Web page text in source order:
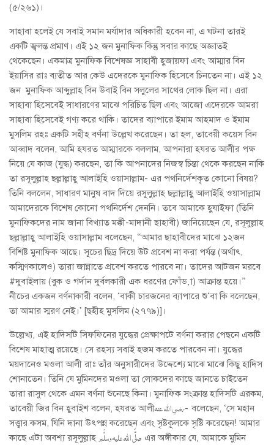
(৫/২৬১)।
সাহাবা হলেই যে সবাই সমান মর্যাদার অধিকারী হবেন না, এ ঘটনা তারই
একটি জ্বলন্ত প্রমাণ। এই ১২ জন মুনাফিক কিন্তু সবার কাছে অজ্ঞাতই
থেকেছেন। একমাত্র মুনাফিক বিশেষজ্ঞ সাহাবী হুজায়ফা এবং আম্মার বিন
ইয়াসির রাঃ ব্যতীত আর কেউ এদেরকে মুনাফিক হিসেবে চিনতেন না। এই ১২
জন মুনাফিক আব্দুল্লাহ বিন উবাই বিন সলুলের সাথের লোক ছিল না। এরা
সাহাবা হিসেবেই সাধারণের মাঝে পরিচিত ছিল এবং আজো এদেরকে আমরা
সাহাবা হিসেবেই গণ্য করে থাকি। তাদের ব্যাপারে ইমাম আহমাদ ও ইমাম
মুসলিম রহঃ একটি সহীহ বর্ণনা উল্লেখ করেছেন। তা হল, তাবেয়ী কয়েস বিন
আব্বাদ বলেন, আমি হযরত আম্মারকে বললাম, আপনারা হযরত আলীর পক্ষ
নিয়ে যে কাজ (যুদ্ধ) করছেন, তা কি আপনাদের নিজস্ব চিন্তা থেকে করছেন নাকি
তা রসূলুল্লাহ ছল্লাল্লাহু আলাইহি ওয়াসাল্লাম- এর পথনির্দেশকৃত কোনো বিষয়?
তিনি বললেন, সাধারণ মানুষ বাদ দিয়ে রসূলুল্লাহ ছল্লাল্লাহু আলাইহি ওয়াসাল্লাম
আমাদেরকে বিশেষ কোনো পথনির্দেশ দেননি। তবে আমাকে হুযাইফা (তিনি
মুনাফিকদের নাম জানা বিখ্যাত মক্কী-মাদানী ছাহাবী) জানিয়েছেন যে, রসূলুল্লাহ
ছল্লাল্লাহু আলাইহি ওয়াসাল্লাম বলেছেন, “আমার ছাহাবীদের মাঝে ১২জন
বিশিষ্ট মুনাফিক আছে। সূচের ছিদ্র দিয়ে উট প্রবেশ না করা পর্যন্ত (অর্থাৎ,
কস্মিণকালেও) তারা জান্নাতে প্রবেশ করতে পারবে না। তাদের আটজন মরবে
#দুবাইলায় (বুক ও গর্দান দুর্বলকারী এক ধরণের ফোঁড়া) আক্রান্ত হয়ে।”
নীচের একজন বর্ণনাকারী বলেন, ‘বাকী চারজনের ব্যাপারে শু‘বা কি বলেছেন,
তা আমার স্মরণ নেই।’ [ছহীহ মুসলিম (২৭৭৯)]।
উল্লেখ্য, এই হাদিসটি সিফফিনের যুদ্ধের প্রেক্ষাপটে বর্ণনা করার পেছনে একটি
বিশেষ মাহাত্ম রয়েছে। সে রহস্য সবাই হজম করতে পারবেন না। যুদ্ধের
ময়দানেও মওলা আলী রাঃ তাঁর অনুসারীদের উদ্দেশ্যে মাঝে মাঝে কিছু হাদিস
শোনাতেন। তিনি যে মুমিনদের মওলা তা লোকদের কাছে জানতে চাইতেন
তারা রাসুল থেকে এমন বর্ণনা শুনেছে কিনা। মুনাফিক সংক্রান্ত হাদিসটি এরকম,
তাবেয়ী জির বিন হুবাইশ বলেন, হযরত আলীرضي الله عنه- বলেছেন, ‘সে মহান
সত্ত্বার কসম, যিনি দানা উৎপন্ন করেছেন এবং সৃষ্টকূলকে সৃষ্টি করেছেন! আমার
কাছে এটা অবশ্য রসূলুল্লাহ صلَّى الله عليه وسلَّم এর অঙ্গীকার যে, আমাকে মুমিন